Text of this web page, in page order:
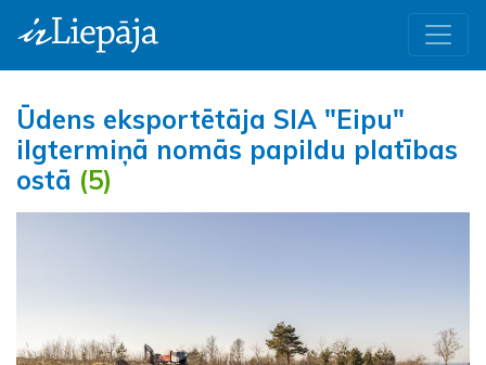
Ūdens eksportētāja SIA "Eipu"
ilgtermiņā nomās papildu platības
ostā (5)